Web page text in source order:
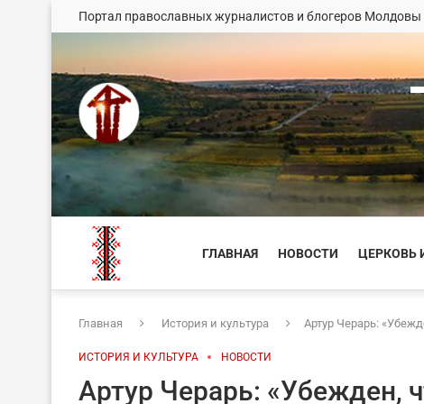
Портал православных журналистов и блогеров Молдовы
ГЛАВНАЯ НОВОСТИ ЦЕРКОВЬ
Главная История и культура Артур Черарь:
ИСТОРИЯ И КУЛЬТУРА НОВОСТИ
Артур Черарь: «Убежден,